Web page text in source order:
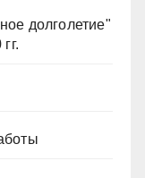
долголетие"